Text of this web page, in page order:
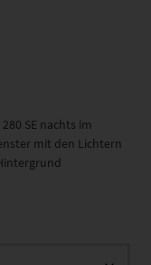
SE nachts im
mit den Lichtern